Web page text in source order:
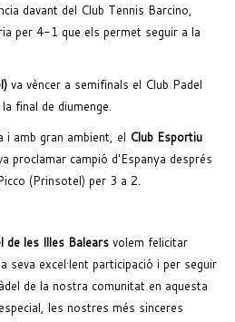
davant del Club Tennis Barcino,
per 4-1 que els permet seguir a la
va vèncer a semifinals el Club Padel
final de diumenge.
amb gran ambient, el Club Esportiu
proclamar campió d'Espanya després
(Prinsotel) per 3 a 2.
de les Illes Balears volem felicitar
seva excel·lent participació i per seguir
de la nostra comunitat en aquesta
les nostres més sinceres